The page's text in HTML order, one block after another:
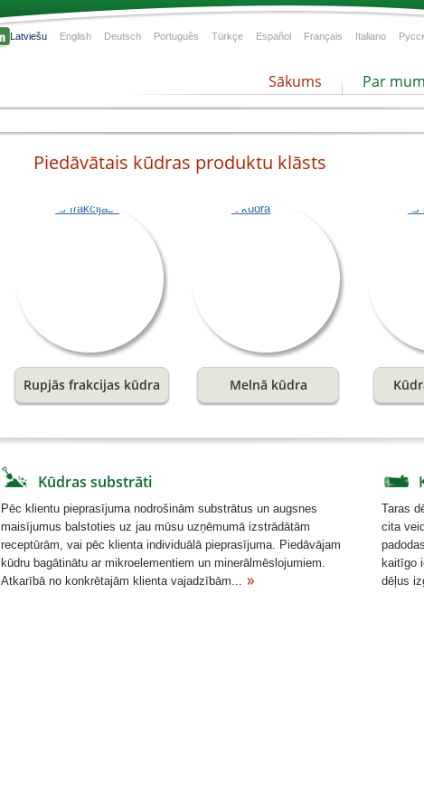
Latviešu English Deutsch Português Türkçe Español Français Italiano
Sākums Par
Piedāvātais kūdras produktu klāsts
Rupjās frakcijas kūdra Melnā kūdra
Kūdras substrāti
Pēc klientu pieprasījuma nodrošinām substrātus un augsnes
maisījumus balstoties uz jau mūsu uzņēmumā izstrādātām
receptūrām, vai pēc klienta individuālā pieprasījuma. Piedāvājam
kūdru bagātinātu ar mikroelementiem un minerālmēslojumiem.
Atkarībā no konkrētajām klienta vajadzībām...
Taras
cita
kaitīgo
dēļus